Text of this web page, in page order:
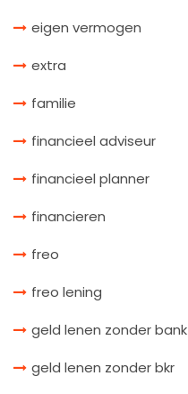
eigen vermogen
extra
familie
financieel adviseur
financieel planner
financieren
freo
freo lening
geld lenen zonder bank
geld lenen zonder bkr